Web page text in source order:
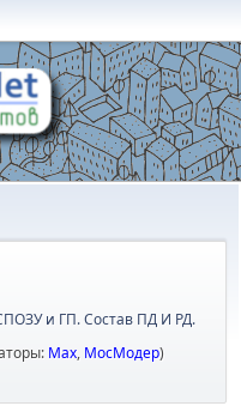
и ГП. Состав ПД И РД.
Max, МосМодер)